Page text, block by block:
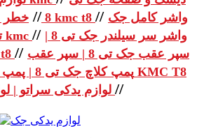
8
// خطر عقب جک تی 8 | خطر kmc t8 // واشر کامل جک
تی 8 | واشر کامل جک kmc // واشر سر سیلندر جک تی 8 |
واشر سر سیلندر جک t8 // سپر عقب جک تی 8 | سپر عقب
پمپ کلاچ جک تی 8 | پمپ کلاچ KMC T8
//